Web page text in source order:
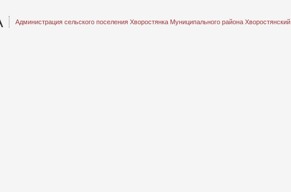
Администрация сельского поселения Хворостянка Муниципального района Хворостянский